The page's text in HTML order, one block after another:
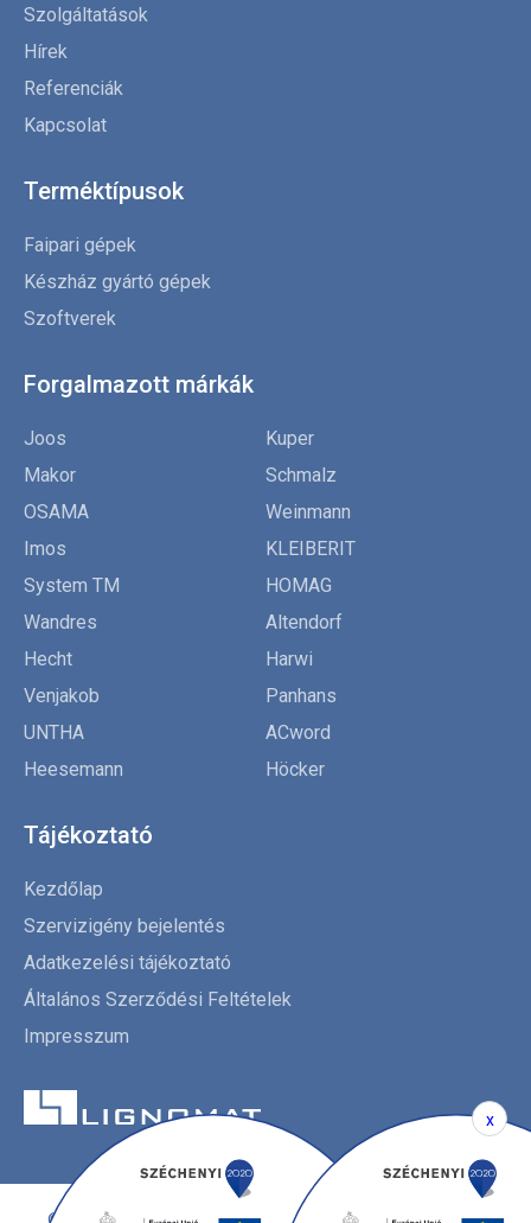
Szolgáltatások
Hírek
Referenciák
Kapcsolat
Terméktípusok
Faipari gépek
Készház gyártó gépek
Szoftverek
Forgalmazott márkák
Joos
Kuper
Makor
Schmalz
OSAMA
Weinmann
Imos
KLEIBERIT
System TM
HOMAG
Wandres
Altendorf
Hecht
Harwi
Venjakob
Panhans
UNTHA
ACword
Heesemann
Höcker
Tájékoztató
Kezdőlap
Szervizigény bejelentés
Adatkezelési tájékoztató
Általános Szerződési Feltételek
Impresszum
x